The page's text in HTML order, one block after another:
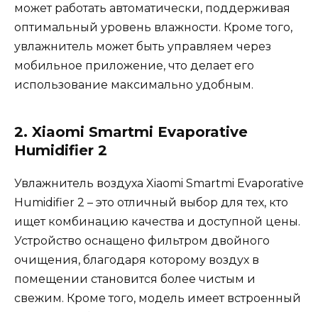
может работать автоматически, поддерживая
оптимальный уровень влажности. Кроме того,
увлажнитель может быть управляем через
мобильное приложение, что делает его
использование максимально удобным.
2. Xiaomi Smartmi Evaporative
Humidifier 2
Увлажнитель воздуха Xiaomi Smartmi Evaporative
Humidifier 2 – это отличный выбор для тех, кто
ищет комбинацию качества и доступной цены.
Устройство оснащено фильтром двойного
очищения, благодаря которому воздух в
помещении становится более чистым и
свежим. Кроме того, модель имеет встроенный